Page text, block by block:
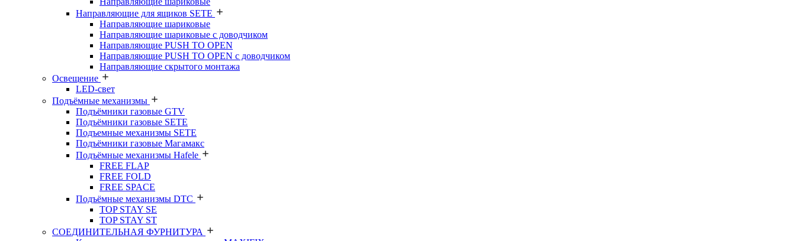
Направляющие для ящиков SETE
Направляющие шариковые
Направляющие шариковые с доводчиком
Направляющие PUSH TO OPEN
Направляющие PUSH TO OPEN с доводчиком
Направляющие скрытого монтажа
Освещение
LED-свет
Подъёмные механизмы
Подъёмники газовые GTV
Подъёмники газовые SETE
Подъемные механизмы SETE
Подъёмники газовые Магамакс
Подъёмные механизмы Hafele
FREE FLAP
FREE FOLD
FREE SPACE
Подъёмные механизмы DTC
TOP STAY SE
TOP STAY ST
СОЕДИНИТЕЛЬНАЯ ФУРНИТУРА